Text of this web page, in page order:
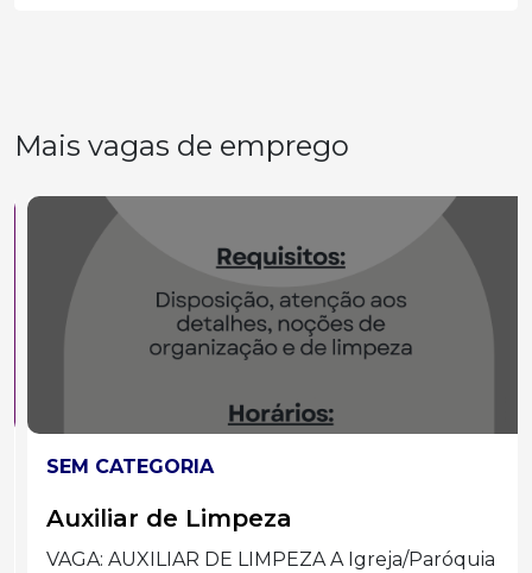
Mais vagas de emprego
SEM CATEGORIA
Auxiliar de Limpeza
VAGA: AUXILIAR DE LIMPEZA A Igreja/Paróquia